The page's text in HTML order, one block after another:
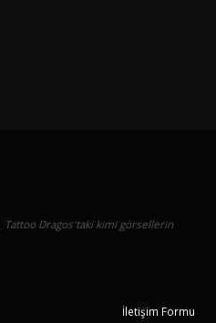
Tattoo Dragos'taki kimi görsellerin
İletişim Formu